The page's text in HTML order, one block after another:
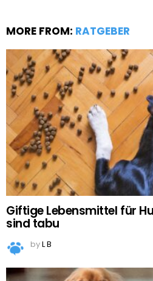
MORE FROM: RATGEBER
Giftige Lebensmittel für
sind tabu
byL B